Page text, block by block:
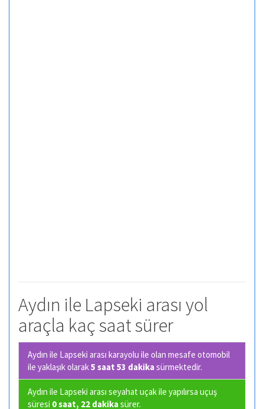
Aydın ile Lapseki arası yol
araçla kaç saat sürer
Aydın ile Lapseki arası karayolu ile olan mesafe otomobil
ile yaklaşık olarak5 saat 53 dakikasürmektedir.
Aydın ile Lapseki arası seyahat uçak ile yapılırsa uçuş
süresi 0 saat, 22 dakikasürer.